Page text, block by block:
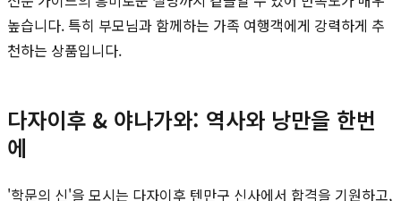
높습니다. 특히 부모님과 함께하는 가족 여행객에게 강력하게 추
천하는 상품입니다.
다자이후 & 야나가와: 역사와 낭만을 한번
에
'학문의 신'을 모시는 다자이후 텐만구 신사에서 합격을 기원하고,